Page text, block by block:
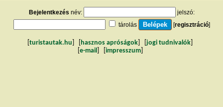
Bejelentkezés név:
jelszó:
tárolás
[regisztráció]
turistautak.hu hasznos apróságok jogi tudnivalók
e-mail impresszum]